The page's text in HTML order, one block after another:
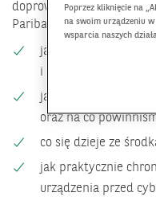
doprowadzić do utraty
Paribas i NASK
jakie były
i czego mogliśmy się
jaki jest aktualny i
oraz na co
co się dzieje ze
jak praktycznie
urządzenia przed
Poprzez kliknięcie na
na swoim urządzeniu
wsparcia naszych